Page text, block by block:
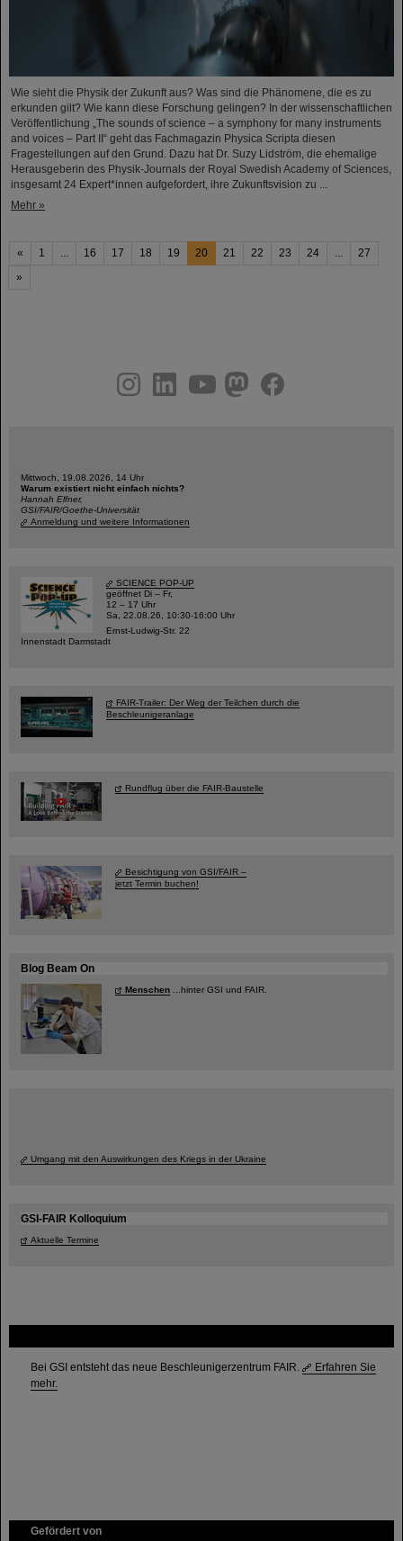
Bei GSI entsteht das neue Beschleunigerzentrum FAIR.
Erfahren Sie
mehr.
Gefördert von
Wie sieht die Physik der Zukunft aus? Was sind die Phänomene, die es zu
erkunden gilt? Wie kann diese Forschung gelingen? In der wissenschaftlichen
Veröffentlichung „The sounds of science – a symphony for many instruments
and voices – Part II“ geht das Fachmagazin Physica Scripta diesen
Fragestellungen auf den Grund. Dazu hat Dr. Suzy Lidström, die ehemalige
Herausgeberin des Physik-Journals der Royal Swedish Academy of Sciences,
insgesamt 24 Expert*innen aufgefordert, ihre Zukunftsvision zu ...
Mehr »
« 1 16 17 18 19 20 21 22 23 24
27
»
youtubehelmholtz.socialfacebook
Mittwoch, 19.08.2026, 14 Uhr
Warum existiert nicht einfach nichts?
Hannah Elfner,
GSI/FAIR/Goethe-Universität
Anmeldung und weitere Informationen
SCIENCE POP-UP
geöffnet Di – Fr,
12 – 17 Uhr
Sa, 22.08.26, 10:30-16:00 Uhr
Ernst-Ludwig-Str. 22
Innenstadt Darmstadt
FAIR-Trailer: Der Weg der Teilchen durch die
Beschleunigeranlage
Rundflug über die FAIR-Baustelle
Besichtigung von GSI/FAIR –
jetzt Termin buchen!
Blog Beam On
Menschen ...hinter GSI und FAIR.
Umgang mit den Auswirkungen des Kriegs in der Ukraine
GSI-FAIR Kolloquium
Aktuelle Termine